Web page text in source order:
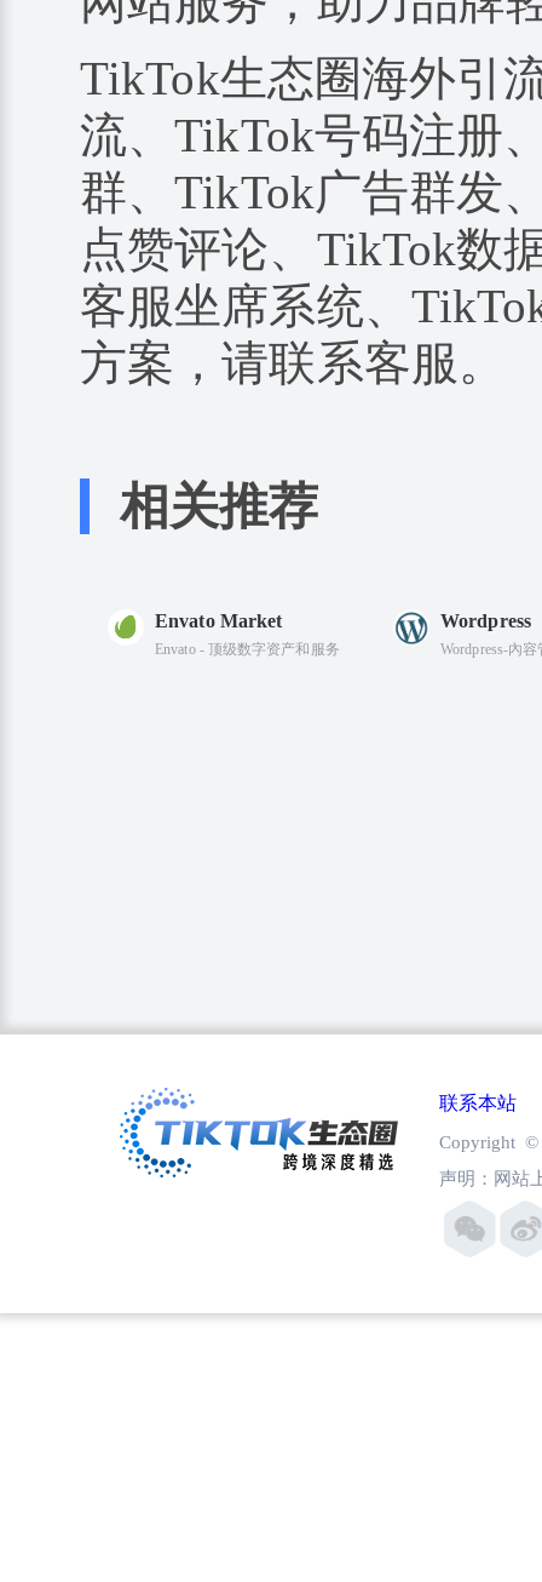
TikTok生态圈海外引
流、TikTok号码注册
群、TikTok广告群发
点赞评论、TikTok数
客服坐席系统、
方案，请联系客服。
相关推荐
Envato Market
Envato - 顶级数字资产和服务
Wordpress
Wordpress-內
联系本站
Copyright ©
声明：网站